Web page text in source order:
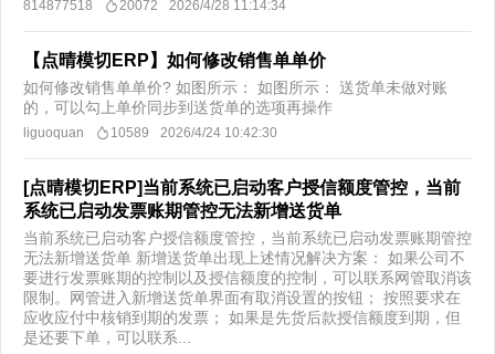
814877518 20072 2026/4/28 11:14:34
【点晴模切ERP】如何修改销售单单价
如何修改销售单单价? 如图所示： 如图所示： 送货单未做对账
的，可以勾上单价同步到送货单的选项再操作​
liguoquan 10589 2026/4/24 10:42:30
[点晴模切ERP]当前系统已启动客户授信额度管控，当前
系统已启动发票账期管控无法新增送货单
当前系统已启动客户授信额度管控，当前系统已启动发票账期管控
无法新增送货单 新增送货单出现上述情况解决方案： 如果公司不
要进行发票账期的控制以及授信额度的控制，可以联系网管取消该
限制。网管进入新增送货单界面有取消设置的按钮； 按照要求在
应收应付中核销到期的发票； 如果是先货后款授信额度到期，但
是还要下单，可以联系...